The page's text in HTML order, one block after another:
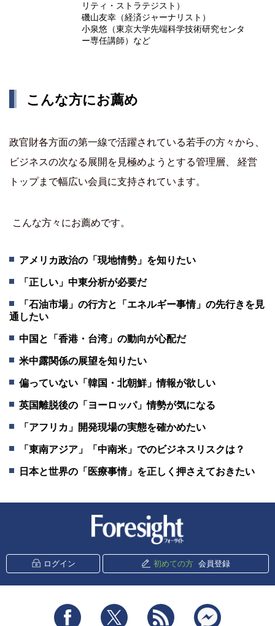
リティ・ストラテジスト）
磯山友幸（経済ジャーナリスト）
小泉悠（東京大学先端科学技術研究センタ
ー専任講師）など
こんな方にお薦め
政官財各方面の第一線で活躍されている若手の方々から、
ビジネスの次なる展開を見極めようとする管理層、 経営
トップまで幅広い会員に支持されています。
こんな方々にお薦めです。
アメリカ政治の「現地情勢」を知りたい
「正しい」中東分析が必要だ
「石油市場」の行方と「エネルギー事情」の先行きを見
通したい
中国と「香港・台湾」の動向が心配だ
米中露関係の展望を知りたい
偏っていない「韓国・北朝鮮」情報が欲しい
英国離脱後の「ヨーロッパ」情勢が気になる
「アフリカ」開発現場の実態を確かめたい
「東南アジア」「中南米」でのビジネスリスクは？
日本と世界の「医療事情」を正しく押さえておきたい
ログイン 初めての方 会員登録
Facebook Twitter RSS